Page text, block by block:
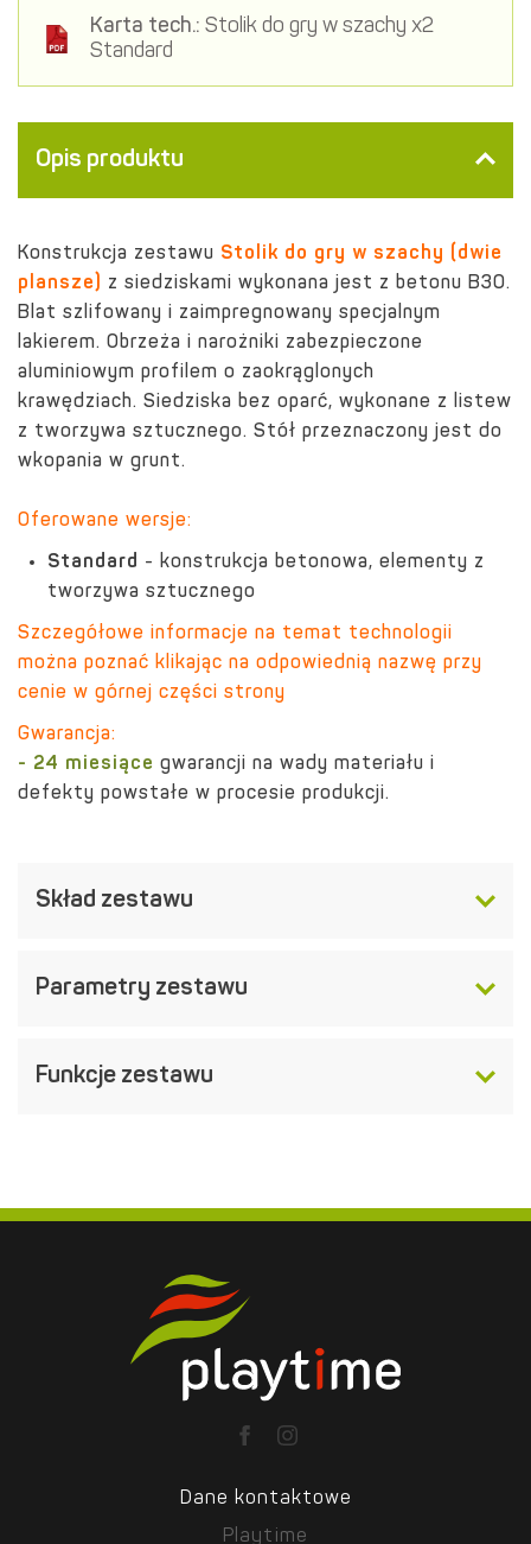
Karta tech.: Stolik do gry w szachy x2
Standard
Opis produktu
Konstrukcja zestawu Stolik do gry w szachy (dwie
plansze) z siedziskami wykonana jest z betonu B30.
Blat szlifowany i zaimpregnowany specjalnym
lakierem. Obrzeża i narożniki zabezpieczone
aluminiowym profilem o zaokrąglonych
krawędziach. Siedziska bez oparć, wykonane z listew
z tworzywa sztucznego. Stół przeznaczony jest do
wkopania w grunt.
Oferowane wersje:
Standard - konstrukcja betonowa, elementy z
tworzywa sztucznego
Szczegółowe informacje na temat technologii
można poznać klikając na odpowiednią nazwę przy
cenie w górnej części strony
Gwarancja:
- 24 miesiące gwarancji na wady materiału i
defekty powstałe w procesie produkcji.
Skład zestawu
Parametry zestawu
Funkcje zestawu
Dane kontaktowe
Playtime